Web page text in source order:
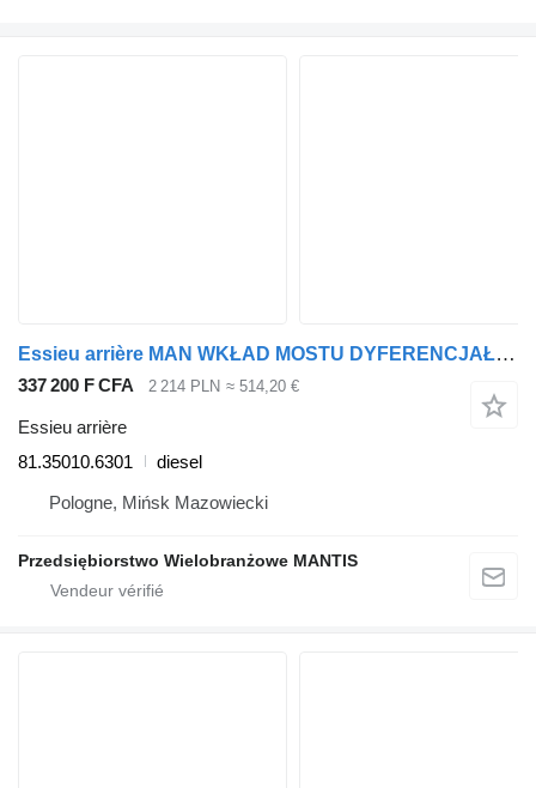
Essieu arrière MAN WKŁAD MOSTU DYFERENCJAŁ MAN TGX TGS TGA 37:9 81.35010.6301 pour tracteur routier
337 200 F CFA 2 214 PLN ≈ 514,20 €
Essieu arrière
81.35010.6301
diesel
Pologne, Mińsk Mazowiecki
Przedsiębiorstwo Wielobranżowe MANTIS